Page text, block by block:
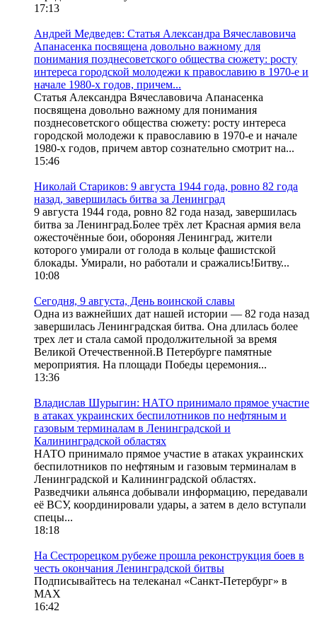
17:13
Андрей Медведев: Статья Александра Вячеславовича
Апанасенка посвящена довольно важному для
понимания позднесоветского общества сюжету: росту
интереса городской молодежи к православию в 1970-е и
начале 1980-х годов, причем...
Статья Александра Вячеславовича Апанасенка
посвящена довольно важному для понимания
позднесоветского общества сюжету: росту интереса
городской молодежи к православию в 1970-е и начале
1980-х годов, причем автор сознательно смотрит на...
15:46
Николай Стариков: 9 августа 1944 года, ровно 82 года
назад, завершилась битва за Ленинград
9 августа 1944 года, ровно 82 года назад, завершилась
битва за Ленинград.Более трёх лет Красная армия вела
ожесточённые бои, обороняя Ленинград, жители
которого умирали от голода в кольце фашистской
блокады. Умирали, но работали и сражались!Битву...
10:08
Сегодня, 9 августа, День воинской славы
Одна из важнейших дат нашей истории — 82 года назад
завершилась Ленинградская битва. Она длилась более
трех лет и стала самой продолжительной за время
Великой Отечественной.В Петербурге памятные
мероприятия. На площади Победы церемония...
13:36
Владислав Шурыгин: НАТО принимало прямое участие
в атаках украинских беспилотников по нефтяным и
газовым терминалам в Ленинградской и
Калининградской областях
НАТО принимало прямое участие в атаках украинских
беспилотников по нефтяным и газовым терминалам в
Ленинградской и Калининградской областях.
Разведчики альянса добывали информацию, передавали
её ВСУ, координировали удары, а затем в дело вступали
спецы...
18:18
На Сестрорецком рубеже прошла реконструкция боев в
честь окончания Ленинградской битвы
Подписывайтесь на телеканал «Санкт-Петербург» в
MAX
16:42